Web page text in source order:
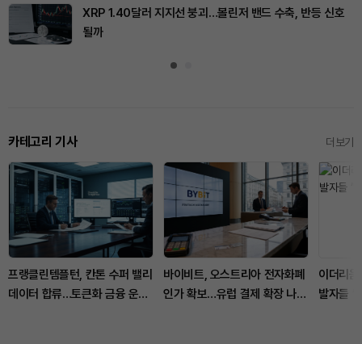
XRP 1.40달러 지지선 붕괴…볼린저 밴드 수축, 반등 신호
될까
카테고리 기사 더보기
프랭클린템플턴, 칸톤 수퍼 밸리
데이터 합류…토큰화 금융 운영
바이비트, 오스트리아 전자화폐
인가 확보…유럽 결제 확장 나선
이더리
발자들 “